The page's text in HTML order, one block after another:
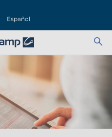
Español